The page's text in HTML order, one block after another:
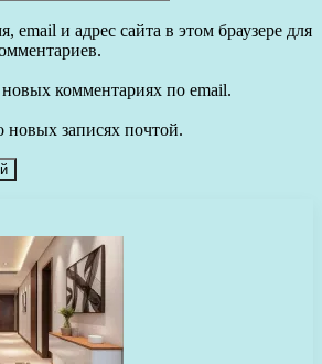
email и адрес сайта в этом браузере для
комментариях по email.
новых записях почтой.